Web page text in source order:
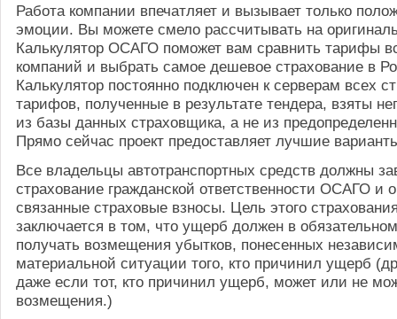
Работа компании впечатляет и вызывает только
эмоции. Вы можете смело рассчитывать на
Калькулятор ОСАГО поможет вам сравнить тарифы
компаний и выбрать самое дешевое страхование в
Калькулятор постоянно подключен к серверам всех
тарифов, полученные в результате тендера, взяты
из базы данных страховщика, а не из
Прямо сейчас проект предоставляет лучшие
Все владельцы автотранспортных средств должны
страхование гражданской ответственности ОСАГО и
связанные страховые взносы. Цель этого
заключается в том, что ущерб должен в
получать возмещения убытков, понесенных
материальной ситуации того, кто причинил ущерб
даже если тот, кто причинил ущерб, может или не
возмещения.)